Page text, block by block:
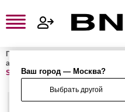
Ваш город — Москва?
Выбрать другой
Главная
аксессуары
SMASH